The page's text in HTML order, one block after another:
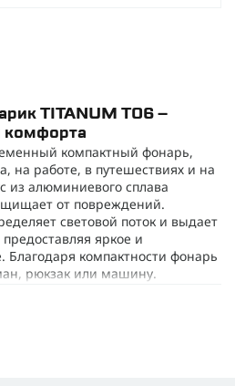
TITANUM T06 –
комфорта
компактный фонарь,
на работе, в путешествиях и на
из алюминиевого сплава
от повреждений.
световой поток и выдает
яркое и
компактности фонарь
рюкзак или машину.
удобна для работы вблизи и в